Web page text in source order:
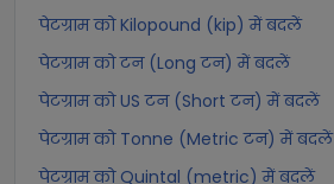
पेटग्राम को Kilopound (kip) में बदलें
पेटग्राम को टन (Long टन) में बदलें
पेटग्राम को US टन (Short टन) में बदलें
पेटग्राम को Tonne (Metric टन) में बदलें
पेटग्राम को Quintal (metric) में बदलें